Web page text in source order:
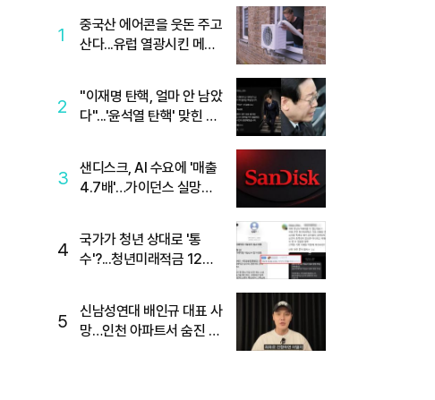
1
중국산 에어콘을 웃돈 주고
산다...유럽 열광시킨 메이
2
"이재명 탄핵, 얼마 안 남았
다"...'윤석열 탄핵' 맞힌 무
3
샌디스크, AI 수요에 '매출
4.7배'…가이던스 실망에
4
국가가 청년 상대로 '통
수'?...청년미래적금 12%
5
신남성연대 배인규 대표 사
망…인천 아파트서 숨진 채